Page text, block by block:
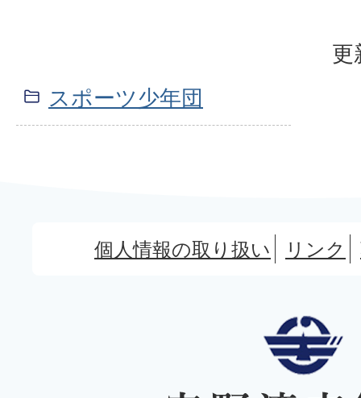
更
スポーツ少年団
個人情報の取り扱い リンク